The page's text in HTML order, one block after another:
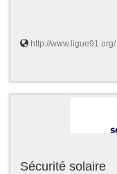
http://www.ligue91.org/
Sécurité solaire